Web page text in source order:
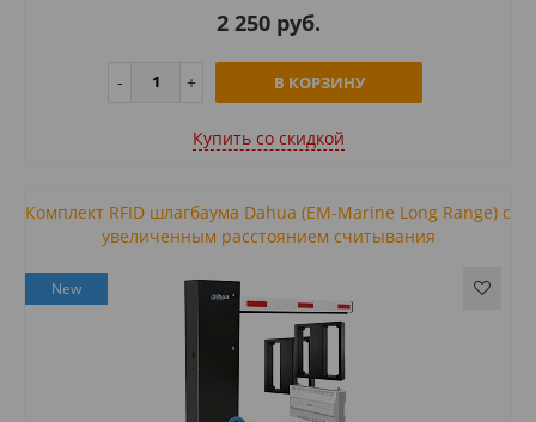
2 250 руб.
В КОРЗИНУ
Купить cо скидкой
Комплект RFID шлагбаума Dahua (EM-Marine Long Range) с
увеличенным расстоянием считывания
New